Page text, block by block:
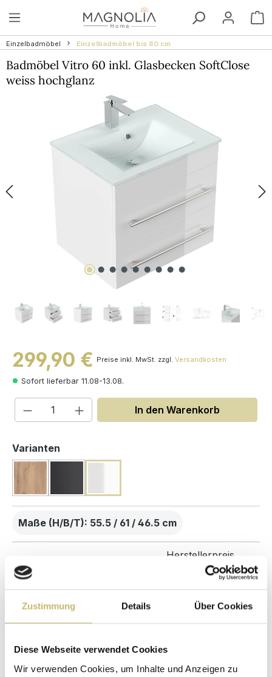
Zustimmung Details Über Cookies
Diese Webseite verwendet Cookies
Wir verwenden Cookies, um Inhalte und Anzeigen zu
Zum Hauptinhalt springen
Einzelbadmöbel Einzelbadmöbel bis 80 cm
Badmöbel Vitro 60 inkl. Glasbecken SoftClose
weiss hochglanz
Bildergalerie überspringen
299,90 € Preise inkl. MwSt. zzgl. Versandkosten
Sofort lieferbar 11.08-13.08.
Produkt Anzahl: Gib den
In den Warenkorb
Varianten
Maße (H/B/T): 55.5 / 61 / 46.5 cm
Herstellerpreis
Zwischenhändler
Kundenbetreuung
mit bester
Bewertung
Gut verpackt für
Designed in
1 Monat risikofreies